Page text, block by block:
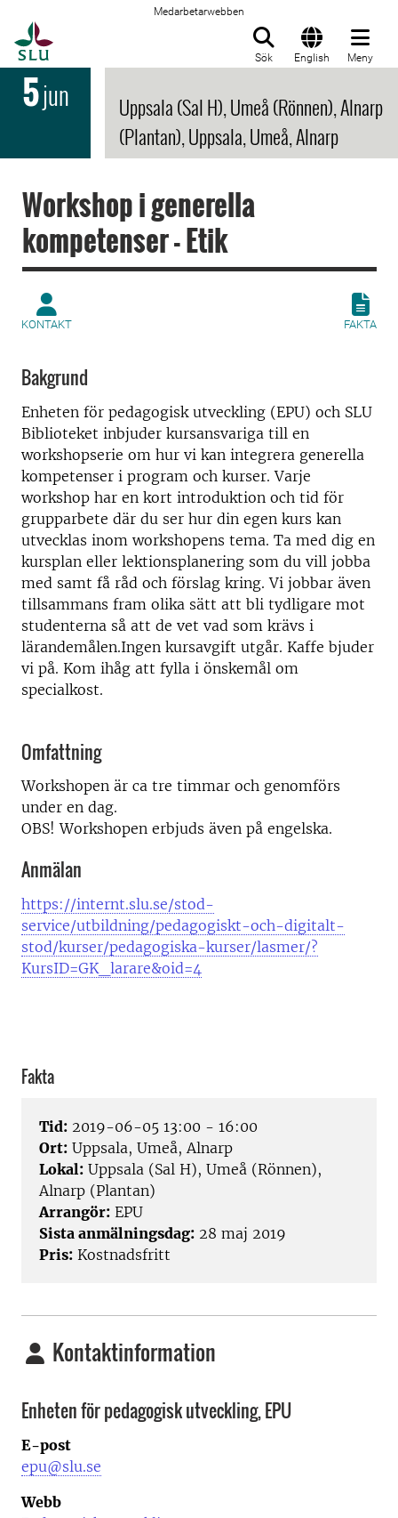
Medarbetarwebben
Sök English Meny
5jun
Uppsala (Sal H), Umeå (Rönnen), Alnarp
(Plantan), Uppsala, Umeå, Alnarp
Workshop i generella
kompetenser - Etik
KONTAKT FAKTA
Bakgrund
Enheten för pedagogisk utveckling (EPU) och SLU
Biblioteket inbjuder kursansvariga till en
workshopserie om hur vi kan integrera generella
kompetenser i program och kurser. Varje
workshop har en kort introduktion och tid för
grupparbete där du ser hur din egen kurs kan
utvecklas inom workshopens tema. Ta med dig en
kursplan eller lektionsplanering som du vill jobba
med samt få råd och förslag kring. Vi jobbar även
tillsammans fram olika sätt att bli tydligare mot
studenterna så att de vet vad som krävs i
lärandemålen.Ingen kursavgift utgår. Kaffe bjuder
vi på. Kom ihåg att fylla i önskemål om
specialkost.
Omfattning
Workshopen är ca tre timmar och genomförs
under en dag.
OBS! Workshopen erbjuds även på engelska.
Anmälan
https://internt.slu.se/stod-
service/utbildning/pedagogiskt-och-digitalt-
stod/kurser/pedagogiska-kurser/lasmer/?
KursID=GK_larare&oid=4
Fakta
Tid: 2019-06-05 13:00 - 16:00
Ort: Uppsala, Umeå, Alnarp
Lokal: Uppsala (Sal H), Umeå (Rönnen),
Alnarp (Plantan)
Arrangör: EPU
Sista anmälningsdag: 28 maj 2019
Pris: Kostnadsfritt
Kontaktinformation
Enheten för pedagogisk utveckling, EPU
E-post
epu@slu.se
Webb